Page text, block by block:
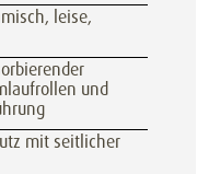
leise,
und
mit seitlicher